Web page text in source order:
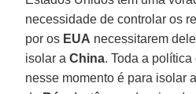
necessidade de controlar os
por os EUA necessitarem
isolar aChina. Toda a política
nesse momento é para isolar